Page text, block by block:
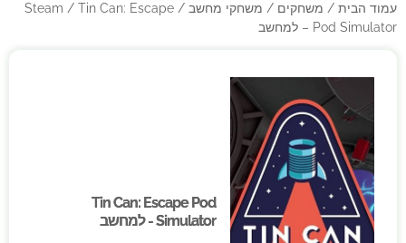
עמוד הבית / משחקים / משחקי מחשב /
Steam / Tin Can: Escape
Pod Simulator – למחשב
Tin Can: Escape Pod
Simulator - למחשב
Tin Can: Escape Pod
Simulator - למחשב